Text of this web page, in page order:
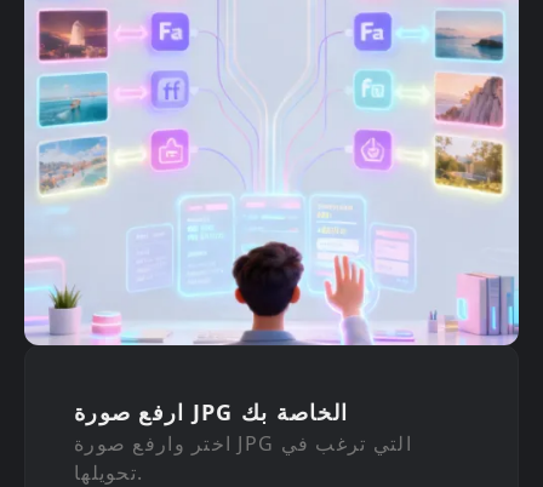
ارفع صورة JPG الخاصة بك
اختر وارفع صورة JPG التي ترغب في
تحويلها.